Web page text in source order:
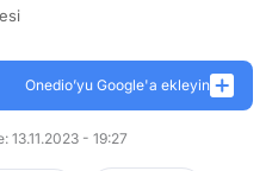
Onedio’yu Google'a ekleyin
13.11.2023 - 19:27